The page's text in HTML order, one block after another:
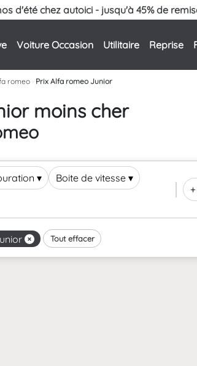
d'été chez autoici - jusqu'à 45% de
Voiture Occasion Utilitaire Reprise
romeo › Prix Alfa romeo Junior
moins cher
▾ Boite de vitesse ▾
Tout effacer